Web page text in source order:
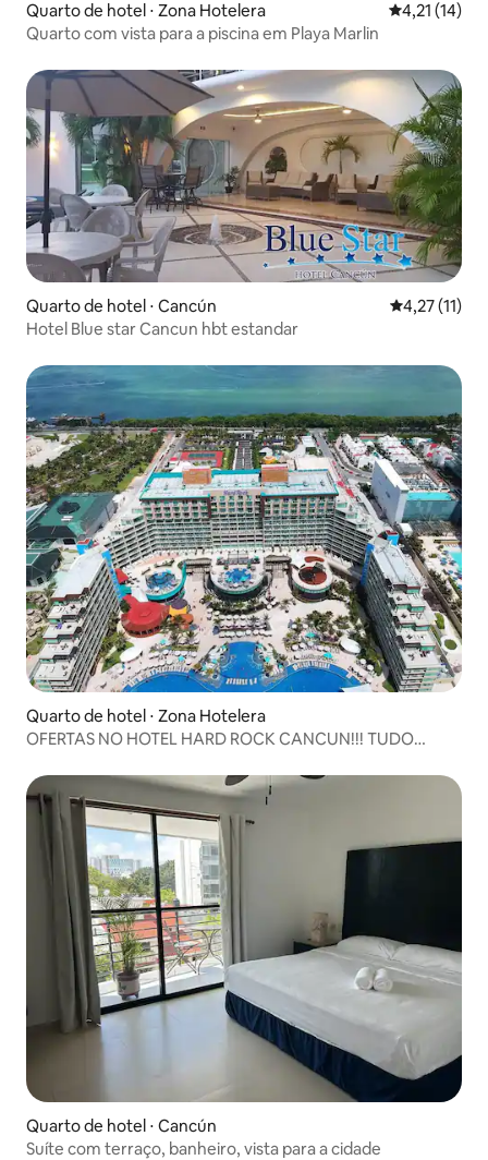
Quarto de hotel ⋅ Zona Hotelera 4,21 de uma
4,21 (14)
Quarto com vista para a piscina em Playa Marlin
Quarto de hotel ⋅ Cancún 4,27 de uma
4,27 (11)
Hotel Blue star Cancun hbt estandar
Quarto de hotel ⋅ Zona Hotelera
OFERTAS NO HOTEL HARD ROCK CANCUN!!! TUDO
Quarto de hotel ⋅ Cancún
Suíte com terraço, banheiro, vista para a cidade